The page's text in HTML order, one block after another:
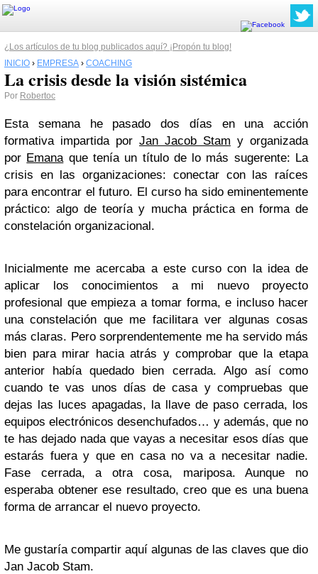
¿Los artículos de tu blog publicados aquí? ¡Propón tu blog!
INICIO › EMPRESA › COACHING
La crisis desde la visión sistémica
Por Robertoc
Esta semana he pasado dos días en una acción
formativa impartida por Jan Jacob Stam y organizada
por Emanaque tenía un título de lo más sugerente: La
crisis en las organizaciones: conectar con las raíces
para encontrar el futuro. El curso ha sido eminentemente
práctico: algo de teoría y mucha práctica en forma de
constelación organizacional.
Inicialmente me acercaba a este curso con la idea de
aplicar los conocimientos a mi nuevo proyecto
profesional que empieza a tomar forma, e incluso hacer
una constelación que me facilitara ver algunas cosas
más claras. Pero sorprendentemente me ha servido más
bien para mirar hacia atrás y comprobar que la etapa
anterior había quedado bien cerrada. Algo así como
cuando te vas unos días de casa y compruebas que
dejas las luces apagadas, la llave de paso cerrada, los
equipos electrónicos desenchufados… y además, que no
te has dejado nada que vayas a necesitar esos días que
estarás fuera y que en casa no va a necesitar nadie.
Fase cerrada, a otra cosa, mariposa. Aunque no
esperaba obtener ese resultado, creo que es una buena
forma de arrancar el nuevo proyecto.
Me gustaría compartir aquí algunas de las claves que dio
Jan Jacob Stam.